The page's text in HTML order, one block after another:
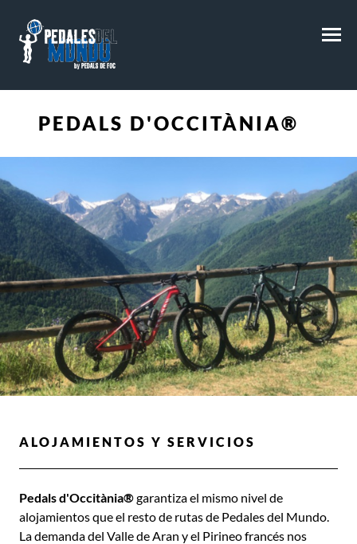
PEDALS D'OCCITÀNIA®
ALOJAMIENTOS Y SERVICIOS
Pedals d'Occitània®garantiza el mismo nivel de
alojamientos que el resto de rutas de Pedales del Mundo.
La demanda del Valle de Aran y el Pirineo francés nos